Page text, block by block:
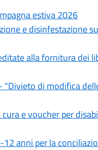
estiva 2026
e disinfestazione
alla fornitura dei
di modifica
e voucher per
anni per la